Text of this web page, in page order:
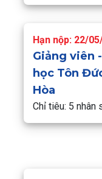
Hạn nộp: 22/
Giảng viên
học Tôn
Hòa
Chỉ tiêu: 5 nhân